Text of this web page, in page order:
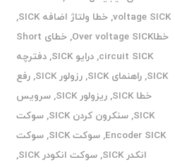
voltage SICK
,خطا ولتاژ اضافه SICK
,
خطاOver voltage SICK
,
خطای Short
circuit SICK
,درایو SICK ,دفترچه
SICK
,راهنمای SICK ,رزولور SICK ,رفع
خطا SICK
,ریزولور SICK ,سرویس
SICK
,سنکرون کردن SICK ,سوکت
Encoder SICK
,سوکت SICK ,سوکت
انکدر SICK
,سوکت انکودر SICK
,